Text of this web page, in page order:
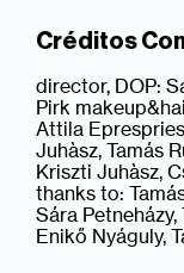
Créditos
director, DOP:
Pirk
Attila
Juhàsz, Tamás
Kriszti Juhàsz,
thanks to:
Sára
Enikő Nyáguly,